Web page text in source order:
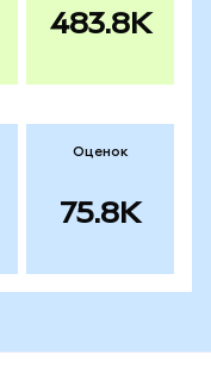
483.8K
Оценок
75.8K